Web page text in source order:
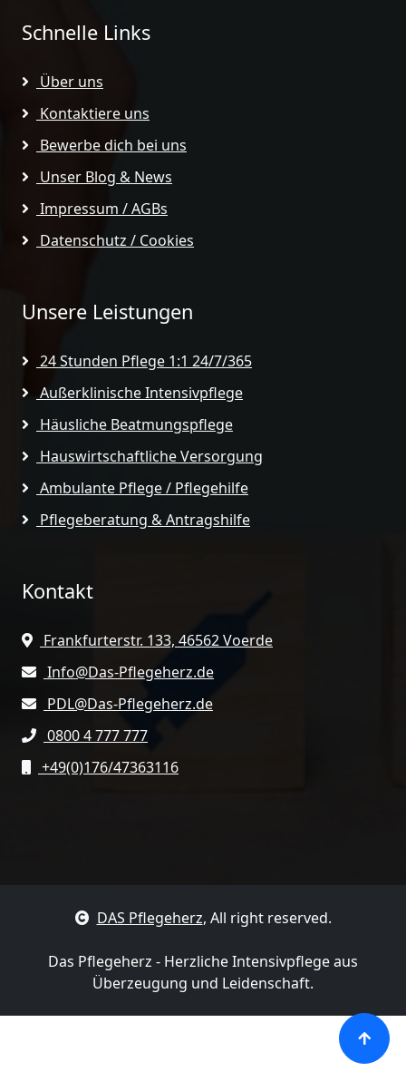
Schnelle Links
Über uns
Kontaktiere uns
Bewerbe dich bei uns
Unser Blog & News
Impressum / AGBs
Datenschutz / Cookies
Unsere Leistungen
24 Stunden Pflege 1:1 24/7/365
Außerklinische Intensivpflege
Häusliche Beatmungspflege
Hauswirtschaftliche Versorgung
Ambulante Pflege / Pflegehilfe
Pflegeberatung & Antragshilfe
Kontakt
Frankfurterstr. 133, 46562 Voerde
Info@Das-Pflegeherz.de
PDL@Das-Pflegeherz.de
0800 4 777 777
+49(0)176/47363116
DAS Pflegeherz, All right reserved.
Das Pflegeherz - Herzliche Intensivpflege aus
Überzeugung und Leidenschaft.